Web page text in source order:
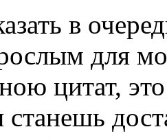
в
для
цитат,